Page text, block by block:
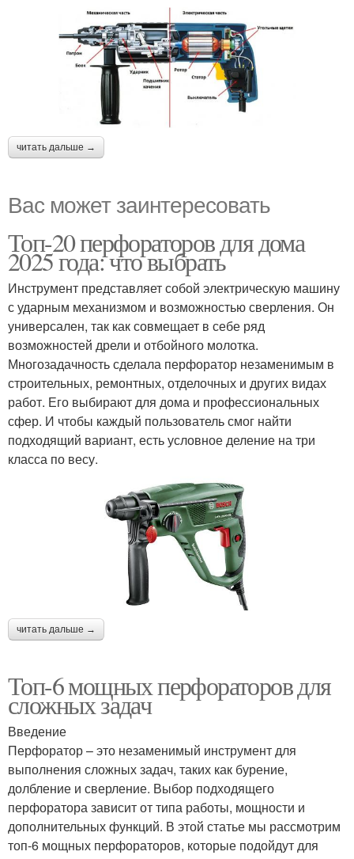
читать дальше →
Вас может заинтересовать
Топ-20 перфораторов для дома
2025 года: что выбрать
Инструмент представляет собой электрическую машину
с ударным механизмом и возможностью сверления. Он
универсален, так как совмещает в себе ряд
возможностей дрели и отбойного молотка.
Многозадачность сделала перфоратор незаменимым в
строительных, ремонтных, отделочных и других видах
работ. Его выбирают для дома и профессиональных
сфер. И чтобы каждый пользователь смог найти
подходящий вариант, есть условное деление на три
класса по весу.
читать дальше →
Топ-6 мощных перфораторов для
сложных задач
Введение
Перфоратор – это незаменимый инструмент для
выполнения сложных задач, таких как бурение,
долбление и сверление. Выбор подходящего
перфоратора зависит от типа работы, мощности и
дополнительных функций. В этой статье мы рассмотрим
топ-6 мощных перфораторов, которые подойдут для